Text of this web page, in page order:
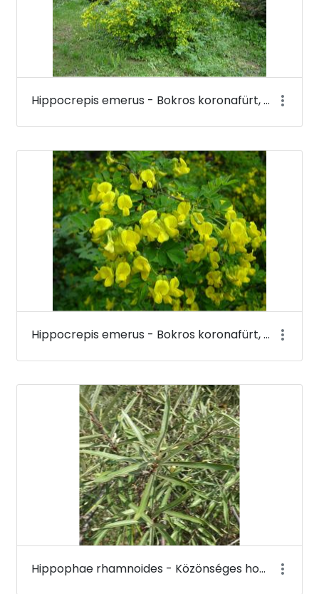
Hippocrepis emerus - Bokros koronafürt, zöldvesszős tisztescserje - Budai Arborétum
Hippocrepis emerus - Bokros koronafürt, zöldvesszős tisztescserje (virága) - Budai Arborétum
Hippophae rhamnoides - Közönséges homoktövis - Budai Arborétum